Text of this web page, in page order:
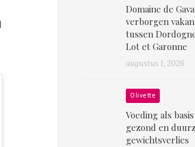
Domaine de
verborgen
tussen
Lot et Garonne
augustus 1, 2026
Olivette
Voeding als
gezond en
gewichtsverlies